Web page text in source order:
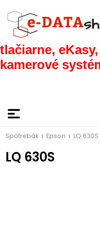
tlačiarne,
kamerové
Spotrebák Epson LQ 630S
LQ 630S